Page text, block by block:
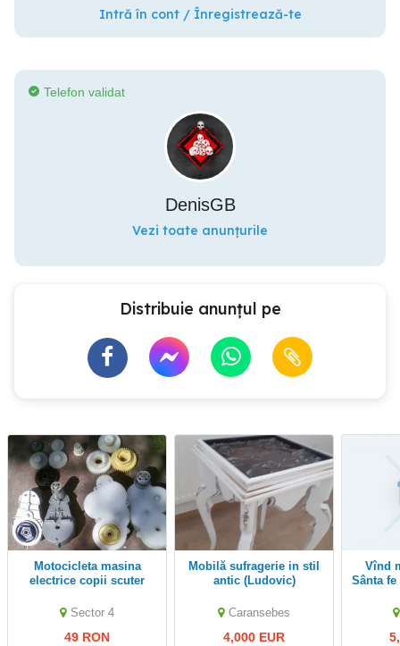
Intră în cont / Înregistrează-te
Telefon validat
DenisGB
Vezi toate anunțurile
Distribuie anunțul pe
motocicleta masina
electrice copii scuter
roti
Sector 4
49 RON
Mobilă sufragerie in stil
antic (Ludovic)
Caransebes
4,000 EUR
vînd motor Hyundai
Sânta fe